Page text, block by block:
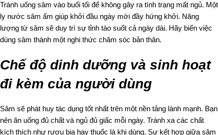
Tránh uống sâm vào buổi tối để không gây ra tình trạng mất ngủ. Một
ly nước sâm ấm giúp khởi đầu ngày mới đầy hứng khởi. Năng
lượng từ sâm sẽ duy trì sự tỉnh táo suốt cả ngày dài. Hãy biến việc
dùng sâm thành một nghi thức chăm sóc bản thân.
Chế độ dinh dưỡng và sinh hoạt
đi kèm của người dùng
Sâm sẽ phát huy tác dụng tốt nhất trên một nền tảng lành mạnh. Bạn
nên ăn uống đủ chất và ngủ đủ giấc mỗi ngày. Tránh xa các chất
kích thích như rượu bia hay thuốc lá khi dùng. Sự kết hợp giữa sâm